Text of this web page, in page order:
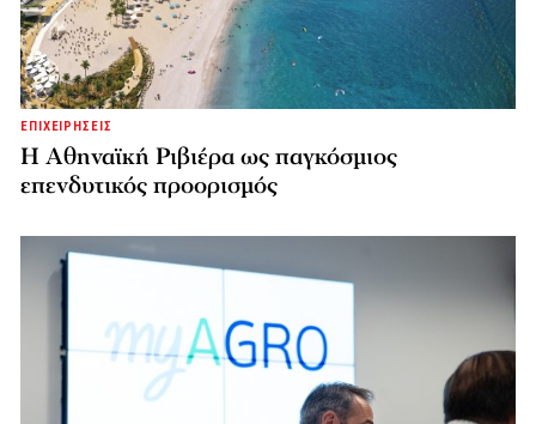
ΕΠΙΧΕΙΡΗΣΕΙΣ
Η Αθηναϊκή Ριβιέρα ως παγκόσμιος
επενδυτικός προορισμός